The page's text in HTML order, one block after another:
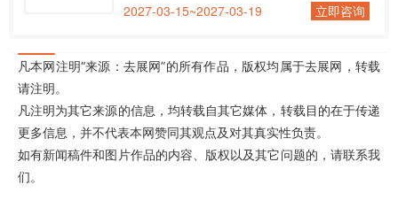
2027-03-15~2027-03-19 立即咨询
凡本网注明“来源：去展网”的所有作品，版权均属于去展网，转载
请注明。
凡注明为其它来源的信息，均转载自其它媒体，转载目的在于传递
更多信息，并不代表本网赞同其观点及对其真实性负责。
如有新闻稿件和图片作品的内容、版权以及其它问题的，请联系我
们。